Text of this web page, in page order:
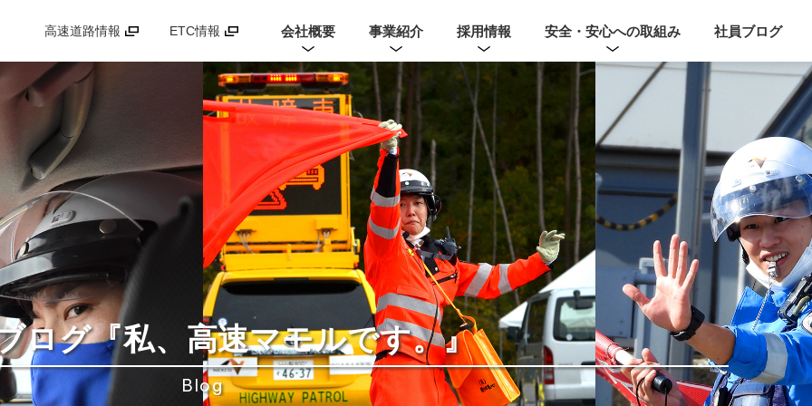
高速道路情報 ETC情報 会社概要 事業紹介 採用情報 安全・安心への取組み 社員ブログ
ログ『私、高速マモルです。』
Blog